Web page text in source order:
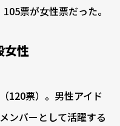
票が女性票だった。
女性
120票）。男性アイド
ンバーとして活躍する